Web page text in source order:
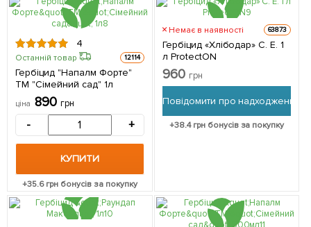
4
Останній товар 12114
Гербіцид "Напалм Форте"
ТМ "Сімейний сад" 1л
ціна 890 грн
- +
КУПИТИ
+35.6грн бонусів за покупку
Немає в наявності 63873
Гербіцид «Хлібодар» C. E. 1
л ProtectON
960 грн
Повідомити про надходження
+38.4грн бонусів за покупку